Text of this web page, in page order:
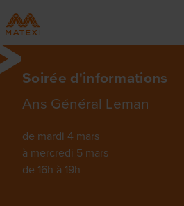
Soirée d'informations
Ans Général Leman
de mardi 4 mars
à mercredi 5 mars
de 16h à 19h